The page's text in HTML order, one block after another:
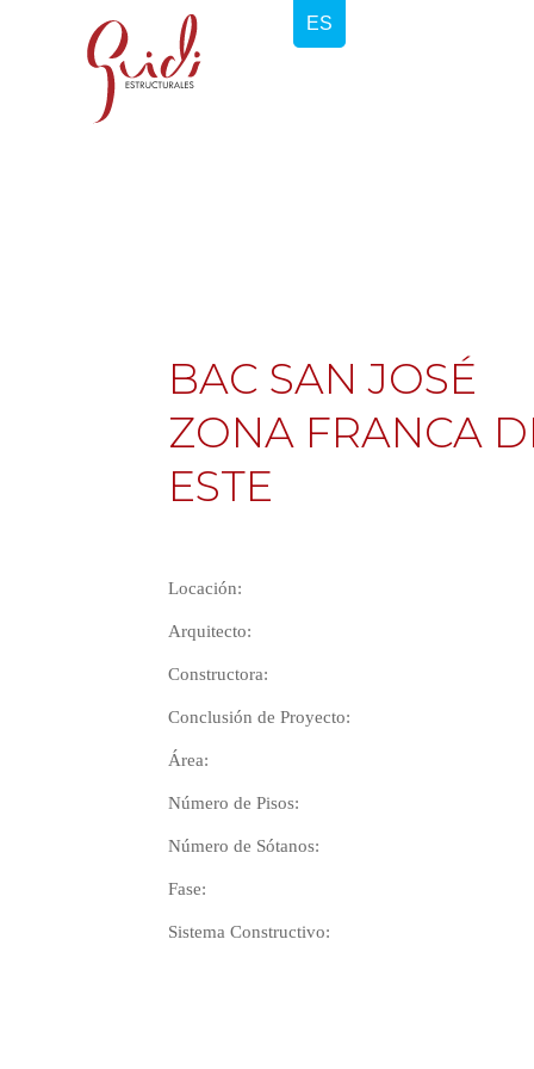
BAC SAN JOSÉ
ZONA FRANCA
ESTE
Locación:
Arquitecto:
Constructora:
Conclusión de Proyecto:
Área:
Número de Pisos:
Número de Sótanos:
Fase:
Sistema Constructivo: